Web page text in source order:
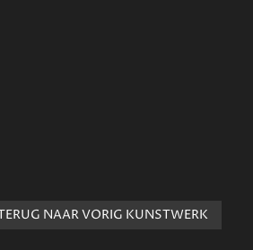
NAAR VORIG KUNSTWERK